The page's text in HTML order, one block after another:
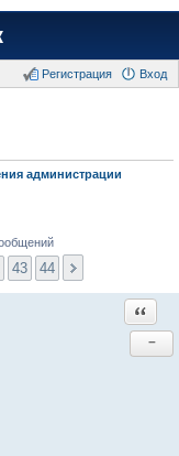
Вход
Регистрация
администрации
43 44
−